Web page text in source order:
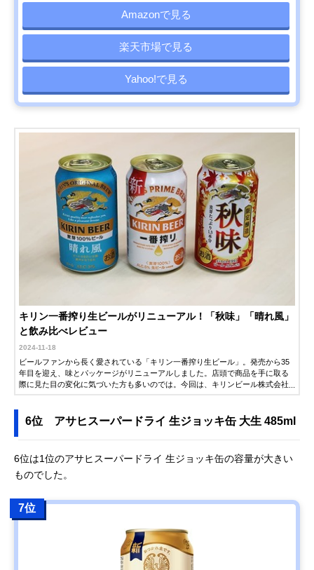
Amazonで見る
楽天市場で見る
Yahoo!で見る
キリン一番搾り生ビールがリニューアル！「秋味」「晴れ風」
と飲み比べレビュー
2024-11-18
ビールファンから長く愛されている「キリン一番搾り生ビール」。発売から35
年目を迎え、味とパッケージがリニューアルしました。店頭で商品を手に取る
際に見た目の変化に気づいた方も多いのでは。今回は、キリンビール株式会社
てみました。キリンビールの個性や魅力を探ってみましたので、ぜひ参考にし
てください。
6位 アサヒスーパードライ 生ジョッキ缶 大生 485ml
6位は1位のアサヒスーパードライ 生ジョッキ缶の容量が大きい
ものでした。
7位